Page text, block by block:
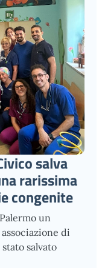
salva
rarissima
congenite
un
di
salvato